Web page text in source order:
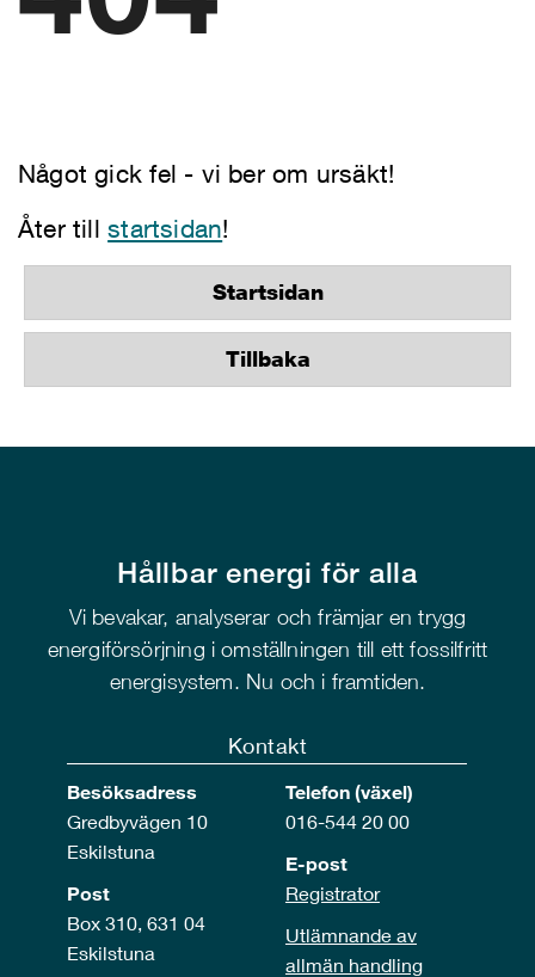
Något gick fel - vi ber om ursäkt!
Åter tillstartsidan!
Startsidan
Tillbaka
Hållbar energi för alla
Vi bevakar, analyserar och främjar en trygg
energiförsörjning i omställningen till ett fossilfritt
energisystem. Nu och i framtiden.
Kontakt
Besöksadress
Gredbyvägen 10
Eskilstuna
Post
Box 310, 631 04
Eskilstuna
Telefon (växel)
016-544 20 00
E-post
Registrator
Utlämnande av
allmän handling